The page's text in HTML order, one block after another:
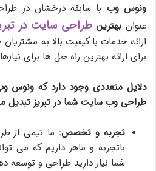
ونوس وب با سابقه درخشان در
عنوان بهترینطراحی سایت در
ارائه خدمات با کیفیت بالا به
برای ارائه بهترین راه حل ها برای
دلایل متعددی وجود دارد که ونوس
طراحی وب سایت شما در تبریز تبدیل
تجربه و تخصص: ما تیمی از
باتجربه و ماهر داریم که می
شما نیاز دارید طراحی و توسعه